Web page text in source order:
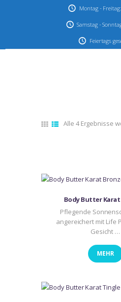
Montag -
Samstag -
Feiertags
SERVICE
DATENSCHUTZ
Alle 4 Ergebnisse
Body Butter
Pflegende
angereichert mit Life
Gesicht …
MEHR